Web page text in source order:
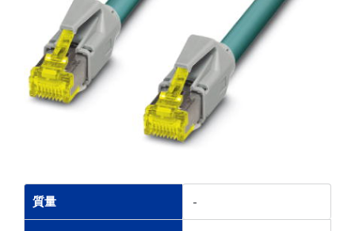
質量 -